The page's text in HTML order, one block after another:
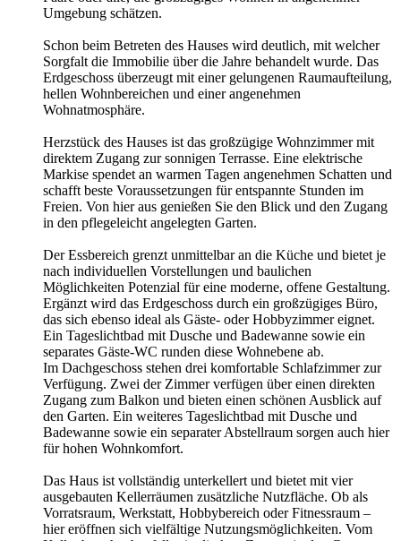
Umgebung schätzen.
Schon beim Betreten des Hauses wird deutlich, mit welcher
Sorgfalt die Immobilie über die Jahre behandelt wurde. Das
Erdgeschoss überzeugt mit einer gelungenen Raumaufteilung,
hellen Wohnbereichen und einer angenehmen
Wohnatmosphäre.
Herzstück des Hauses ist das großzügige Wohnzimmer mit
direktem Zugang zur sonnigen Terrasse. Eine elektrische
Markise spendet an warmen Tagen angenehmen Schatten und
schafft beste Voraussetzungen für entspannte Stunden im
Freien. Von hier aus genießen Sie den Blick und den Zugang
in den pflegeleicht angelegten Garten.
Der Essbereich grenzt unmittelbar an die Küche und bietet je
nach individuellen Vorstellungen und baulichen
Möglichkeiten Potenzial für eine moderne, offene Gestaltung.
Ergänzt wird das Erdgeschoss durch ein großzügiges Büro,
das sich ebenso ideal als Gäste- oder Hobbyzimmer eignet.
Ein Tageslichtbad mit Dusche und Badewanne sowie ein
separates Gäste-WC runden diese Wohnebene ab.
Im Dachgeschoss stehen drei komfortable Schlafzimmer zur
Verfügung. Zwei der Zimmer verfügen über einen direkten
Zugang zum Balkon und bieten einen schönen Ausblick auf
den Garten. Ein weiteres Tageslichtbad mit Dusche und
Badewanne sowie ein separater Abstellraum sorgen auch hier
für hohen Wohnkomfort.
Das Haus ist vollständig unterkellert und bietet mit vier
ausgebauten Kellerräumen zusätzliche Nutzfläche. Ob als
Vorratsraum, Werkstatt, Hobbybereich oder Fitnessraum –
hier eröffnen sich vielfältige Nutzungsmöglichkeiten. Vom